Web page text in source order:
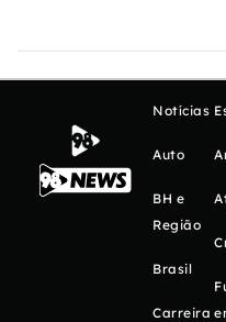
Notícias
Auto
BH e
Região
Brasil
Carreira